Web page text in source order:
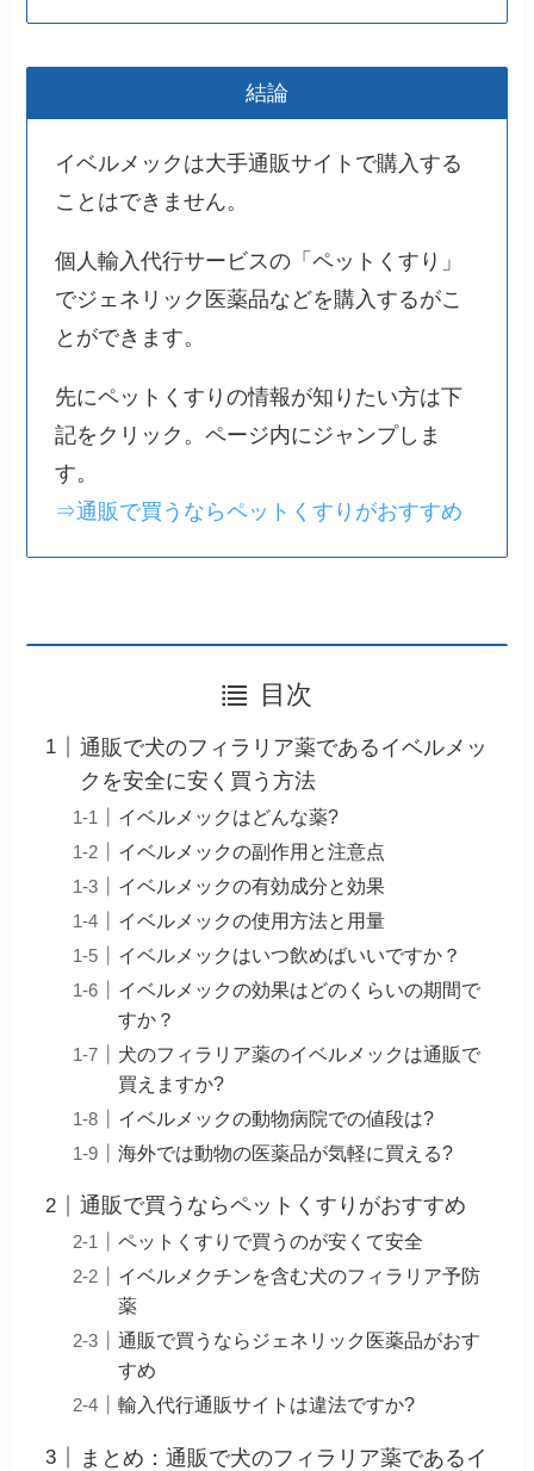
結論
イベルメックは大手通販サイトで購入する
ことはできません。
個人輸入代行サービスの「ペットくすり」
でジェネリック医薬品などを購入するがこ
とができます。
先にペットくすりの情報が知りたい方は下
記をクリック。ページ内にジャンプしま
す。
⇒通販で買うならペットくすりがおすすめ
目次
通販で犬のフィラリア薬であるイベルメッ
クを安全に安く買う方法
イベルメックはどんな薬?
イベルメックの副作用と注意点
イベルメックの有効成分と効果
イベルメックの使用方法と用量
イベルメックはいつ飲めばいいですか？
イベルメックの効果はどのくらいの期間で
すか？
犬のフィラリア薬のイベルメックは通販で
買えますか?
イベルメックの動物病院での値段は?
海外では動物の医薬品が気軽に買える?
通販で買うならペットくすりがおすすめ
ペットくすりで買うのが安くて安全
イベルメクチンを含む犬のフィラリア予防
薬
通販で買うならジェネリック医薬品がおす
すめ
輸入代行通販サイトは違法ですか?
まとめ：通販で犬のフィラリア薬であるイ